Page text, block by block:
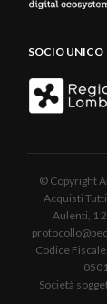
SOCIO UNICO
© Copyright
Acquisti
Aulenti, 1
Codice
Società